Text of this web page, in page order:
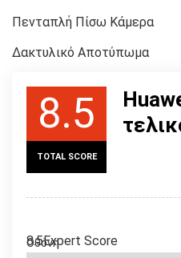
Πενταπλή Πίσω Κάμερα
Δακτυλικό Αποτύπωμα
8.5
TOTAL SCORE
8.5Expert Score
Οθόνη